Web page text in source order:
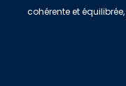
cohérente et